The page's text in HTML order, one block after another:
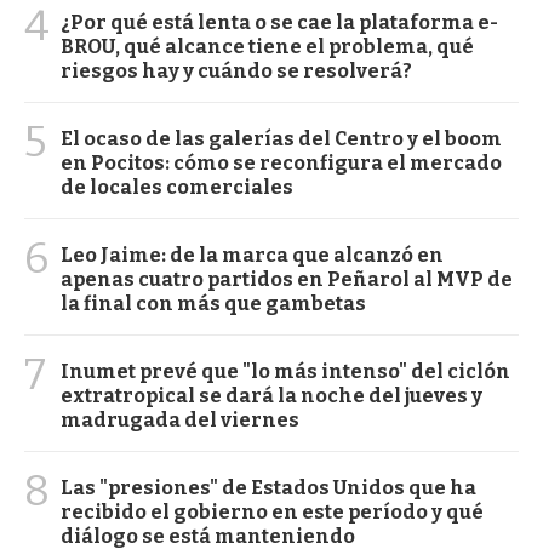
4 ¿Por qué está lenta o se cae la plataforma e-
BROU, qué alcance tiene el problema, qué
riesgos hay y cuándo se resolverá?
5
El ocaso de las galerías del Centro y el boom
en Pocitos: cómo se reconfigura el mercado
de locales comerciales
6
Leo Jaime: de la marca que alcanzó en
apenas cuatro partidos en Peñarol al MVP de
la final con más que gambetas
7
Inumet prevé que "lo más intenso" del ciclón
extratropical se dará la noche del jueves y
madrugada del viernes
8
Las "presiones" de Estados Unidos que ha
recibido el gobierno en este período y qué
diálogo se está manteniendo